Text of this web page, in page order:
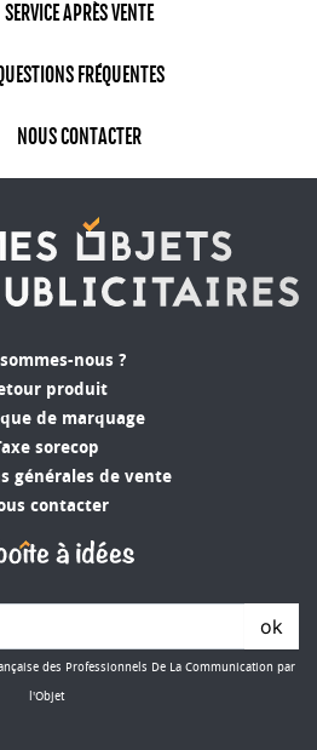
SERVICE APRÈS VENTE
FRÉQUENTES
NOUS CONTACTER
nous ?
produit
de marquage
sorecop
générales de vente
contacter
ok
des Professionnels De La Communication par
l'Objet